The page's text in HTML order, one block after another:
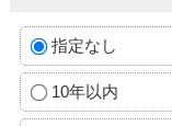
指定なし
10年以内